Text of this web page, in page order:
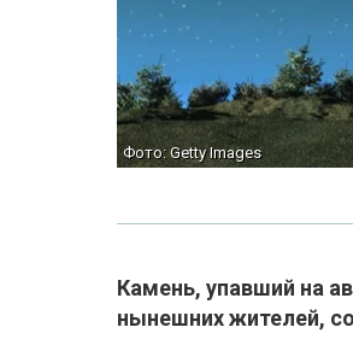
Фото: Getty Images
Камень, упавший на
нынешних жителей,